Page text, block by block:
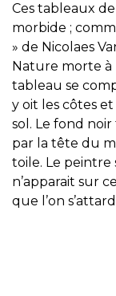
Ces tableaux
morbide ;
» de Nicolaes
Nature morte à
tableau se
y oit les côtes
sol. Le fond
par la tête du
toile. Le peintre
n’apparait sur
que l’on